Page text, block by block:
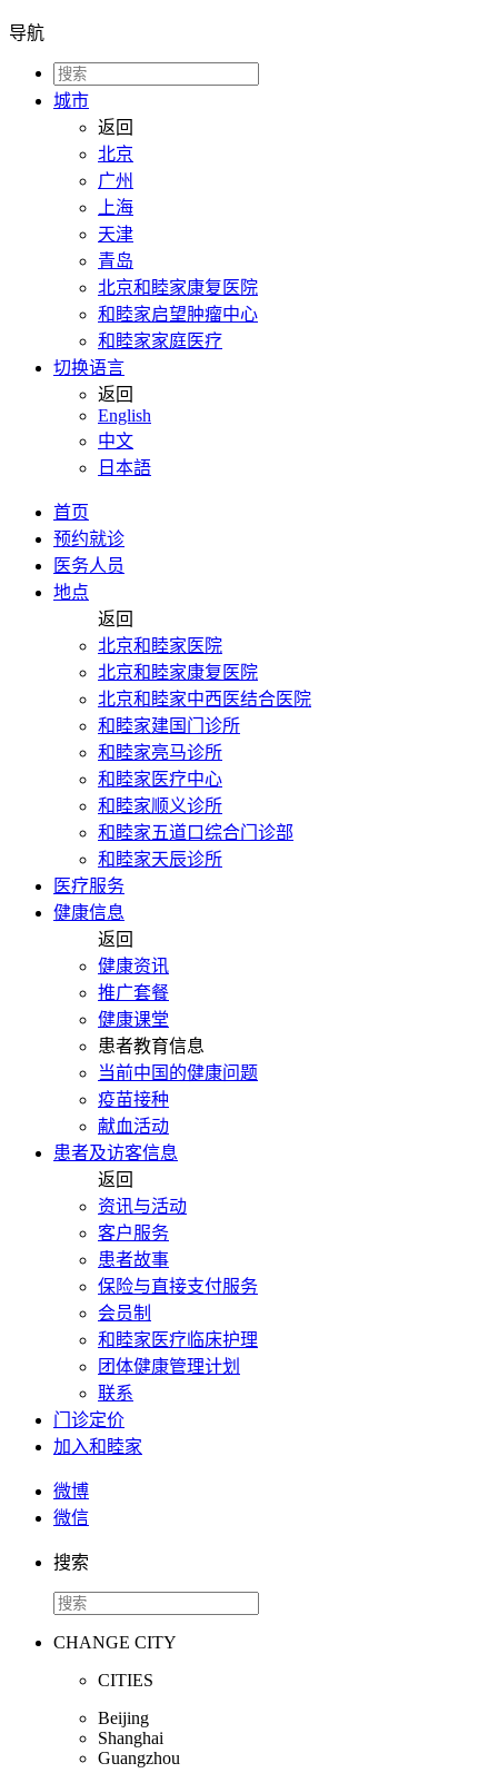
导航
城市
返回
北京
广州
上海
天津
青岛
北京和睦家康复医院
和睦家启望肿瘤中心
和睦家家庭医疗
切换语言
返回
English
中文
日本語
首页
预约就诊
医务人员
地点
返回
北京和睦家医院
北京和睦家康复医院
北京和睦家中西医结合医院
和睦家建国门诊所
和睦家亮马诊所
和睦家医疗中心
和睦家顺义诊所
和睦家五道口综合门诊部
和睦家天辰诊所
医疗服务
健康信息
返回
健康资讯
推广套餐
健康课堂
患者教育信息
当前中国的健康问题
疫苗接种
献血活动
患者及访客信息
返回
资讯与活动
客户服务
患者故事
保险与直接支付服务
会员制
和睦家医疗临床护理
团体健康管理计划
联系
门诊定价
加入和睦家
微博
微信
搜索
CHANGE CITY
CITIES
Beijing
Shanghai
Guangzhou